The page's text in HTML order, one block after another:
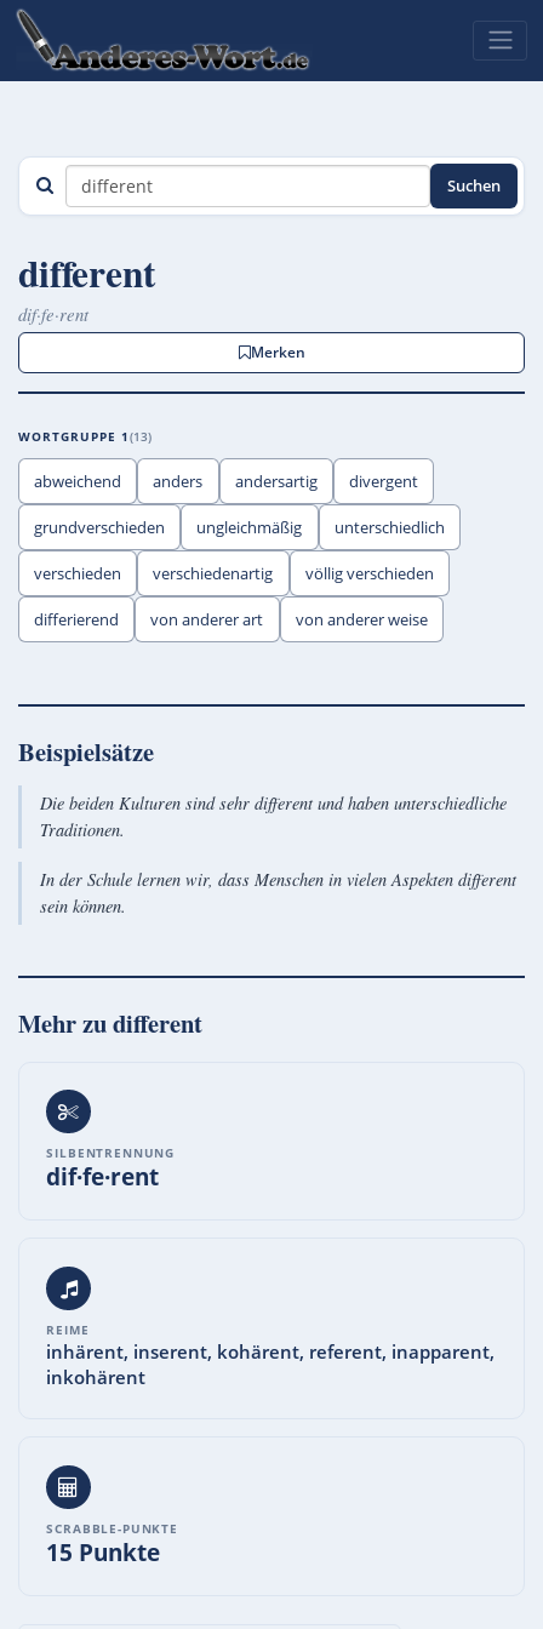
Suchen
different
dif·fe·rent
Merken
WORTGRUPPE 1 13
abweichend anders andersartig divergent
grundverschieden ungleichmäßig unterschiedlich
verschieden verschiedenartig völlig verschieden
differierend von anderer art von anderer weise
Beispielsätze
Die beiden Kulturen sind sehr different und haben unterschiedliche
Traditionen.
In der Schule lernen wir, dass Menschen in vielen Aspekten different
sein können.
Mehr zudifferent
SILBENTRENNUNG
dif·fe·rent
REIME
inhärent, inserent, kohärent, referent, inapparent,
inkohärent
SCRABBLE-PUNKTE
15 Punkte